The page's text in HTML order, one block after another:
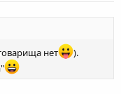
нет
).